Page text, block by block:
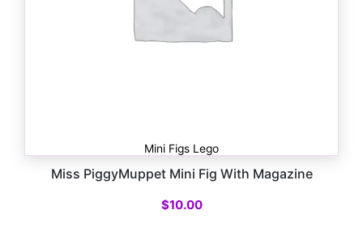
Mini Figs Lego
Miss PiggyMuppet Mini Fig With Magazine
$10.00